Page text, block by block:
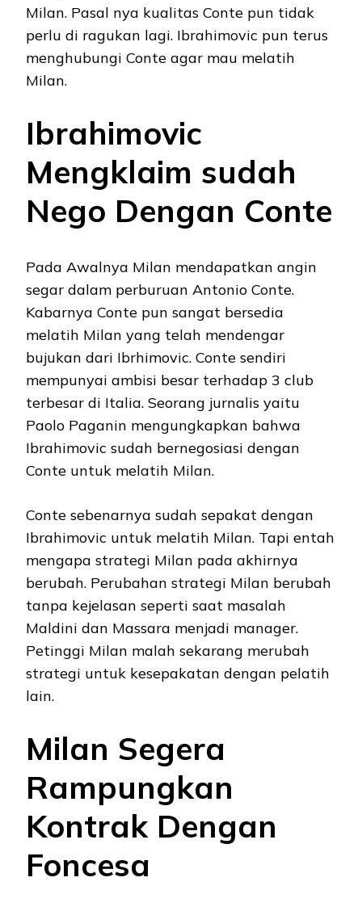
Milan. Pasal nya kualitas Conte pun tidak
perlu di ragukan lagi. Ibrahimovic pun terus
menghubungi Conte agar mau melatih
Milan.
Ibrahimovic
Mengklaim sudah
Nego Dengan Conte
Pada Awalnya Milan mendapatkan angin
segar dalam perburuan Antonio Conte.
Kabarnya Conte pun sangat bersedia
melatih Milan yang telah mendengar
bujukan dari Ibrhimovic. Conte sendiri
mempunyai ambisi besar terhadap 3 club
terbesar di Italia. Seorang jurnalis yaitu
Paolo Paganin mengungkapkan bahwa
Ibrahimovic sudah bernegosiasi dengan
Conte untuk melatih Milan.
Conte sebenarnya sudah sepakat dengan
Ibrahimovic untuk melatih Milan. Tapi entah
mengapa strategi Milan pada akhirnya
berubah. Perubahan strategi Milan berubah
tanpa kejelasan seperti saat masalah
Maldini dan Massara menjadi manager.
Petinggi Milan malah sekarang merubah
strategi untuk kesepakatan dengan pelatih
lain.
Milan Segera
Rampungkan
Kontrak Dengan
Foncesa